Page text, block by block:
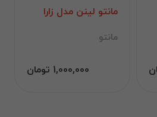
مانتو لینن مدل زارا
مانتو
1,000,000 تومان